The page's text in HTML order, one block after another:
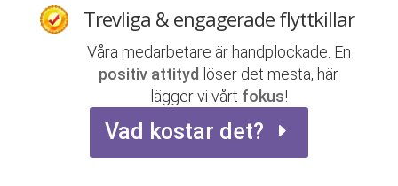
Trevliga & engagerade flyttkillar
Våra medarbetare är handplockade. En
positiv attityd löser det mesta, här
lägger vi vårt fokus!
Vad kostar det?